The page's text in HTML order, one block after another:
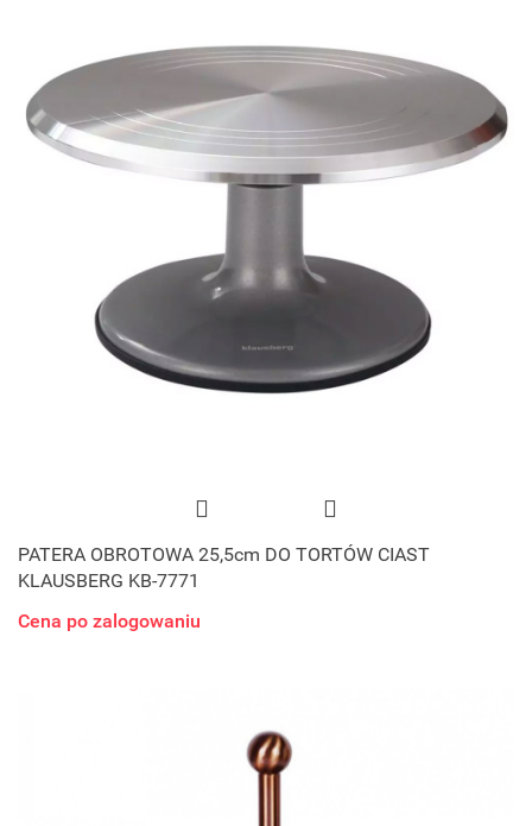
PATERA OBROTOWA 25,5cm DO TORTÓW CIAST
KLAUSBERG KB-7771
Cena po zalogowaniu